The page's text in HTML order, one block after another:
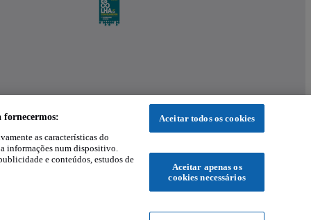
fornecermos:
as características do
informações num dispositivo.
e conteúdos, estudos de
Aceitar todos os cookies
Aceitar apenas os
cookies necessários